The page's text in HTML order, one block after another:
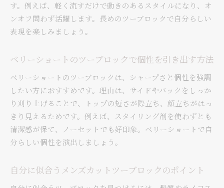
落ち着いた印象のメンズカットツーブロックの
コツ
る方法
ノーセットでも整うビジネスツーブロックの魅
力
ノーセットでも形が決まるメンズカットの選び
ツーブロックで手軽に清潔感を保つコツ
す。例えば、軽く流すだけで動きのあるスタイルになり、オ
ンオフ問わず活躍します。長めのツーブロックで自分らしい
表現を楽しみましょう。
ベリーショートのツーブロックで個性を引き出す方法
ベリーショートのツーブロックは、シャープさと個性を強調
したい方におすすめです。理由は、サイドやバックをしっか
り刈り上げることで、トップの短さが際立ち、顔立ちがはっ
きり見えるためです。例えば、スタイリング剤を使わずとも
清潔感が保て、ノーセットでも好印象。ベリーショートで自
分らしい個性を演出しましょう。
自分に似合うメンズカットツーブロックのポイント